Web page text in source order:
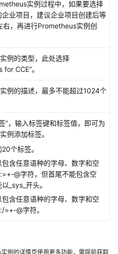
实例过程中，如果要选择
企业项目，建议企业项目创建后等
右，再进行Prometheus实例创
例的类型，此处选择
CCE”。
例的描述，最多不能超过1024个
”，输入标签键和标签值，即可为
例添加标签。
个标签。
含任意语种的字母、数字和空
@字符，但首尾不能包含空
_sys_开头。
含任意语种的字母、数字和空
=+-@字符。
例的详情页使用更多功能，需提前获取